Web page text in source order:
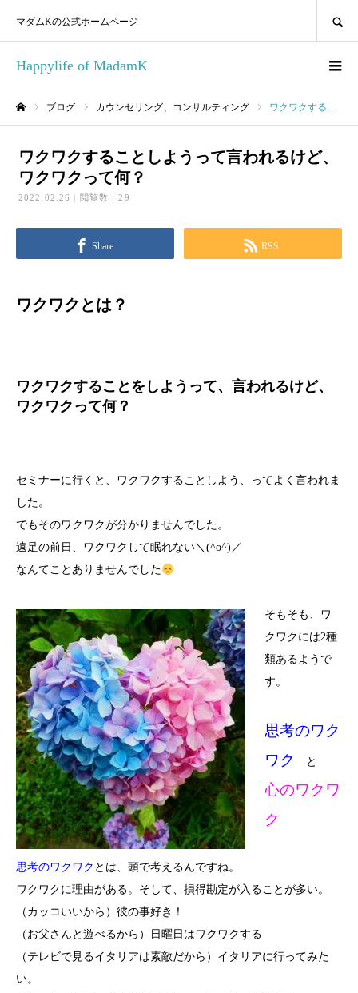
Happylife of MadamK
マダムKの公式ホームページ
ブログ カウンセリング、コンサルティング ワクワクすることしようって言われるけど、ワクワクって何？
ワクワクすることしようって言われるけど、
ワクワクって何？
2022.02.26 閲覧数：29
Share RSS
ワクワクとは？
ワクワクすることをしようって、言われるけど、
ワクワクって何？
セミナーに行くと、ワクワクすることしよう、ってよく言われま
した。
でもそのワクワクが分かりませんでした。
遠足の前日、ワクワクして眠れない＼(^o^)／
なんてことありませんでした
そもそも、ワ
クワクには2種
類あるようで
す。
思考のワク
ワク
と
心のワクワ
ク
思考のワクワク とは、頭で考えるんですね。
ワクワクに理由がある。そして、損得勘定が入ることが多い。
（カッコいいから）彼の事好き！
（お父さんと遊べるから）日曜日はワクワクする
（テレビで見るイタリアは素敵だから）イタリアに行ってみた
い。